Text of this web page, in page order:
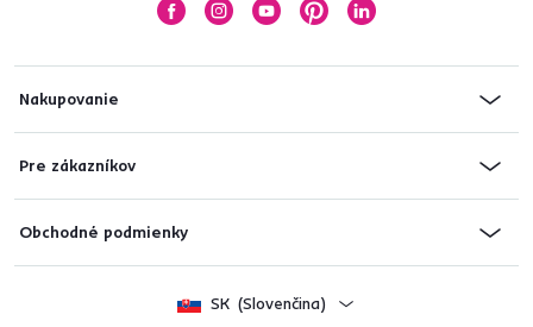
Nakupovanie
Pre zákazníkov
Obchodné podmienky
SK (Slovenčina)